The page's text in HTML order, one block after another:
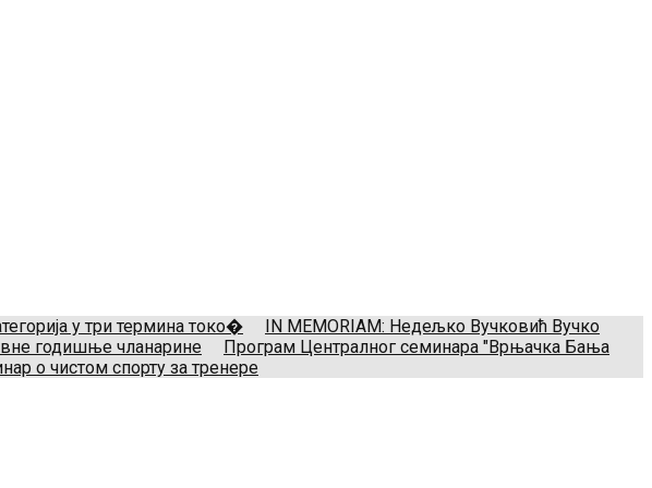
у три термина токо�
IN MEMORIAM: Недељко Вучковић Вучко
годишње чланарине
Програм Централног семинара "Врњачка Бања
о чистом спорту за тренере